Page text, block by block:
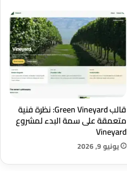
قالب Green Vineyard: نظرة فنية
متعمقة على سمة البدء لمشروع
Vineyard
يونيو 9, 2026